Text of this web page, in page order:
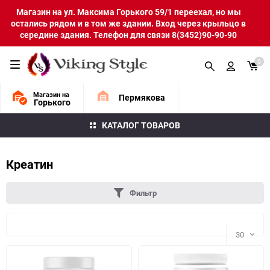
Магазин на ул. Максима Горького 59/1 переехал, но мы
остались рядом и в том же здании. Вход через крыльцо в
середине здания. Телефон для связи 8(3452)90-90-90
Магазин на
Горького Пермякова
КАТАЛОГ ТОВАРОВ
0
Креатин
Фильтр
30
30